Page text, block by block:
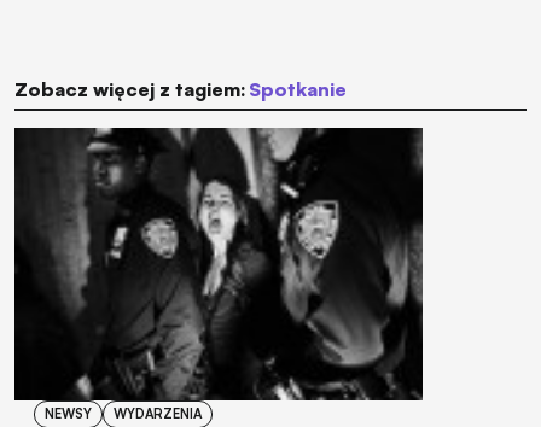
Zobacz więcej z tagiem: spotkanie
NEWSY WYDARZENIA